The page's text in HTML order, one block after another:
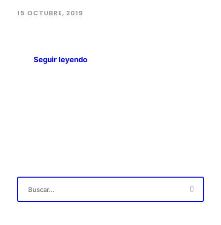
15 OCTUBRE, 2019
Seguir leyendo